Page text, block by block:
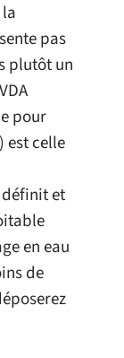
pas
plutôt un
pour
est celle
et
en eau
de